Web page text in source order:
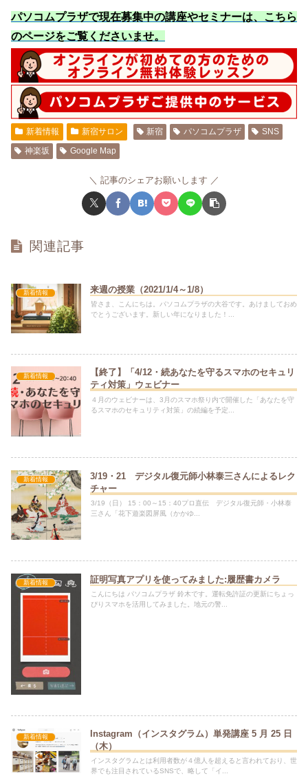
パソコムプラザで現在募集中の講座やセミナーは、こちら
のページをご覧くださいませ。
新着情報 新宿サロン 新宿 パソコムプラザ
SNS
神楽坂
Google Map
記事のシェアお願いします
関連記事
新着情報 来週の授業（2021/1/4～1/8）
皆さま、こんにちは。パソコムプラザの大谷です。あけましておめ
でとうございます。新しい年になりました！...
新着情報
【終了】「4/12・続あなたを守るスマホのセキュリ
ティ対策」ウェビナー
４月のウェビナーは、3月のスマホ祭り内で開催した「あなたを守
るスマホのセキュリティ対策」の続編を予定...
新着情報
3/19・21 デジタル復元師小林泰三さんによるレク
チャー
3/19（日） 15：00～15：40プロ直伝 デジタル復元師・小林泰
三さん「花下遊楽図屏風（かかゆ...
新着情報 証明写真アプリを使ってみました:履歴書カメラ
こんにちは パソコムプラザ 鈴木です。運転免許証の更新にちょっ
ぴりスマホを活用してみました。地元の警...
新着情報
Instagram（インスタグラム）単発講座 5 月 25 日
（木）
インスタグラムとは利用者数が４億人を超えると言われており、世
界でも注目されているSNSで、略して「イ...